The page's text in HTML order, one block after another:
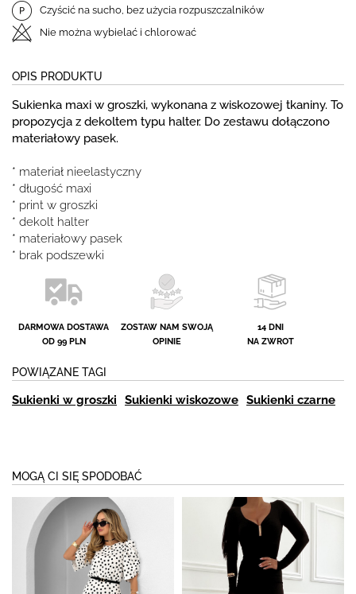
Czyścić na sucho, bez użycia rozpuszczalników
Nie można wybielać i chlorować
OPIS PRODUKTU
Sukienka maxi w groszki, wykonana z wiskozowej tkaniny. To
propozycja z dekoltem typu halter. Do zestawu dołączono
materiałowy pasek.
* materiał nieelastyczny
* długość maxi
* print w groszki
* dekolt halter
* materiałowy pasek
* brak podszewki
DARMOWA DOSTAWA
OD 99 PLN
ZOSTAW NAM SWOJĄ
OPINIE
14 DNI
NA ZWROT
POWIĄZANE TAGI
Sukienki w groszki Sukienki wiskozowe Sukienki czarne
MOGĄ CI SIĘ SPODOBAĆ